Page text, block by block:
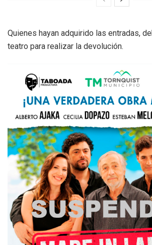
Quienes hayan adquirido las entradas,
teatro para realizar la devolución.